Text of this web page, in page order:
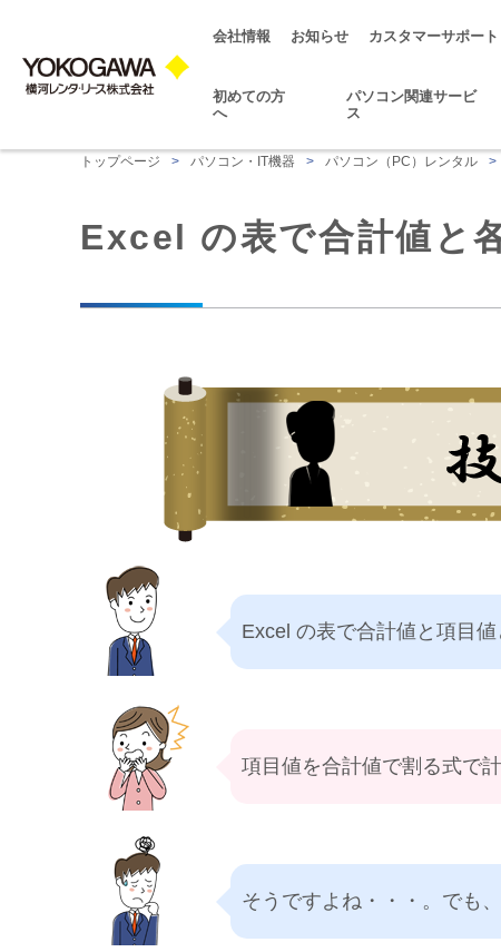
会社情報 お知らせ カスタマーサポート
初めての方
へ
パソコン関連サービ
ス
トップページ > パソコン・IT機器 > パソコン（PC）レンタル >
Excel の表で合計値と
Excel の表で合計値と項目
項目値を合計値で割る式で
そうですよね・・・。でも